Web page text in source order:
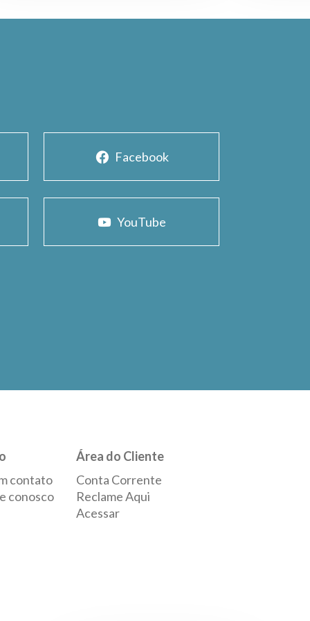
Facebook
YouTube
contato
conosco
Área do Cliente
Conta Corrente
Reclame Aqui
Acessar